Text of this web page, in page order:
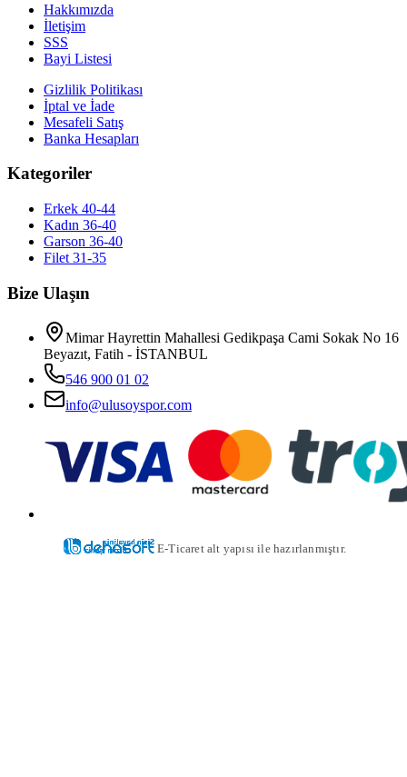
Hakkımızda
İletişim
SSS
Bayi Listesi
Gizlilik Politikası
İptal ve İade
Mesafeli Satış
Banka Hesapları
Kategoriler
Erkek 40-44
Kadın 36-40
Garson 36-40
Filet 31-35
Bize Ulaşın
Mimar Hayrettin Mahallesi Gedikpaşa Cami Sokak No 16
Beyazıt, Fatih - İSTANBUL
546 900 01 02
info@ulusoyspor.com
E-Ticaret alt yapısı ile hazırlanmıştır.